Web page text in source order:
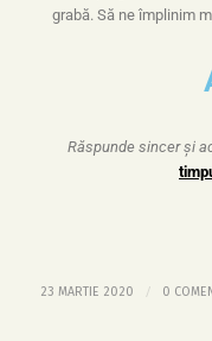
grabă. Să ne împlinim
Răspunde sincer și
23 MARTIE 2020 / 0